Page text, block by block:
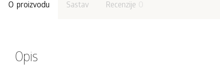
O proizvodu Sastav Recenzije 0
Opis